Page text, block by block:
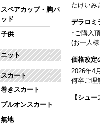
たけいみ
デラロミ
↑ご購入
(お一人
価格改定
2026年4
何卒ご理
【シュ
スペアカップ・胸パ
ッド
子供
ニット
スカート
巻きスカート
プルオンスカート
無地